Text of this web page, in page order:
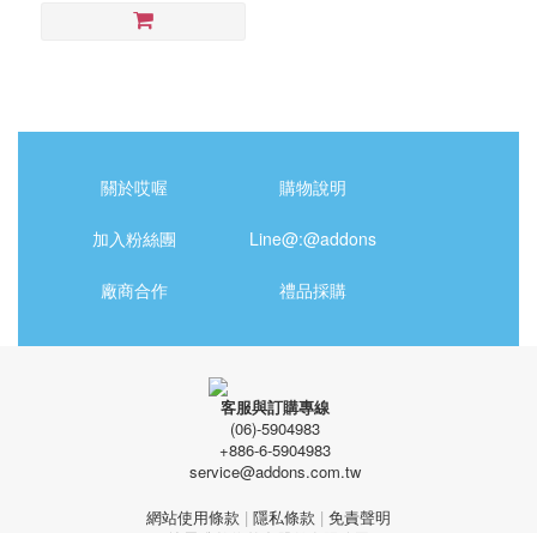
關於哎喔 購物說明
加入粉絲團 Line@:@addons
廠商合作 禮品採購
客服與訂購專線
(06)-5904983
+886-6-5904983
service@addons.com.tw
網站使用條款 | 隱私條款 | 免責聲明